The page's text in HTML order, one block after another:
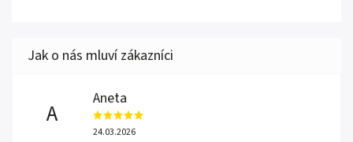
A
Aneta
24.03.2026